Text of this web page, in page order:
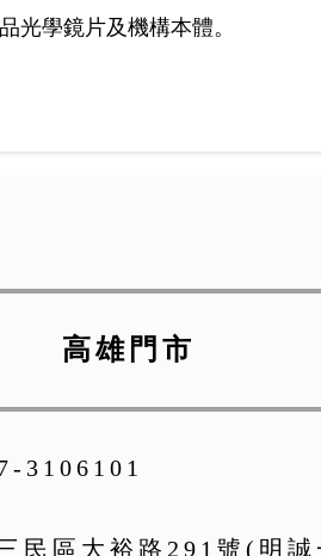
光學鏡片及機構本體。
高雄門市
3106101
民區大裕路291號(明誠